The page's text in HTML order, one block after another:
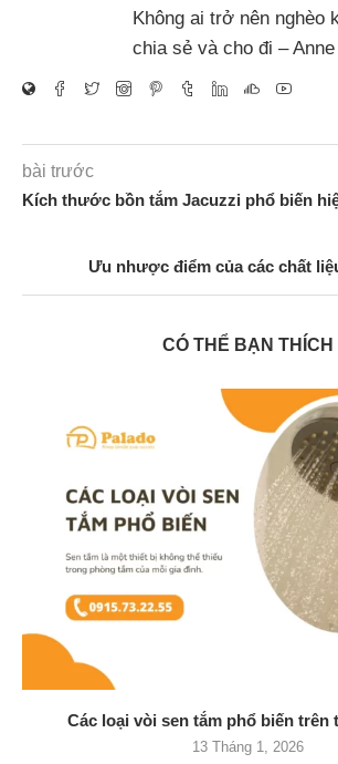
Không ai trở nên nghèo
chia sẻ và cho đi –
bài trước
Kích thước bồn tắm Jacuzzi phổ biến
Ưu nhược điểm của các chất
CÓ THỂ BẠN THÍCH
Các loại vòi sen tắm phổ biến
13 Tháng 1, 2026